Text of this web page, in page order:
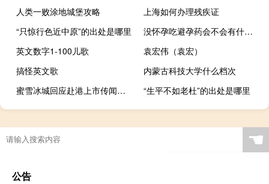
人类一败涂地城堡攻略
上海如何办理残疾证
“只惊行色近中原”的出处是哪里
没怀孕吃避孕药会不会有什么影响（没怀孕吃避孕药会怎么样）
英文数字1-100儿歌
袁宏伟（袁宏）
搞怪英文歌
内蒙古科技大学什么档次
蜜雪冰城回应赴港上市传闻：不予置评
“生平不如老杜”的出处是哪里
☚
公告